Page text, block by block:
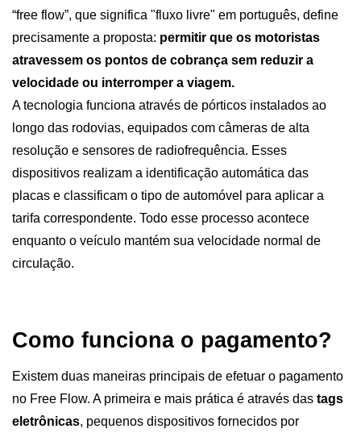
“free flow”, que significa "fluxo livre" em português, define
precisamente a proposta: permitir que os motoristas
atravessem os pontos de cobrança sem reduzir a
velocidade ou interromper a viagem.
A tecnologia funciona através de pórticos instalados ao
longo das rodovias, equipados com câmeras de alta
resolução e sensores de radiofrequência. Esses
dispositivos realizam a identificação automática das
placas e classificam o tipo de automóvel para aplicar a
tarifa correspondente. Todo esse processo acontece
enquanto o veículo mantém sua velocidade normal de
circulação.
Como funciona o pagamento?
Existem duas maneiras principais de efetuar o pagamento
no Free Flow. A primeira e mais prática é através das tags
eletrônicas, pequenos dispositivos fornecidos por